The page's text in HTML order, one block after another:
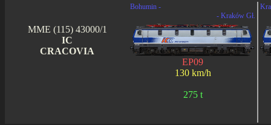
MME (115) 43000/1
IC
CRACOVIA
Bohumin -
- Kraków Gł.
EP09
130 km/h
275 t